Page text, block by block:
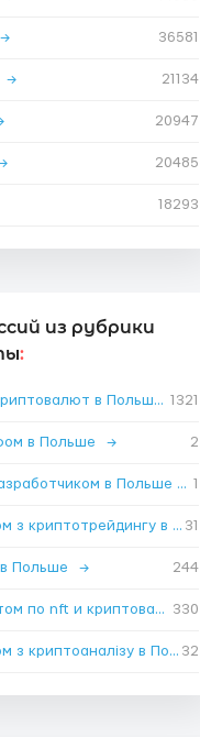
→ 36581
→ 21134
20947
20485
18293
из рубрики
:
Работа Арбитраж криптовалют в Польше →
1321
в Польше → 2
Работа Блокчейн разработчиком в Польше→ 1
Работа Спеціалістом з криптотрейдингу в Польше 31
Польше → 244
Работа Специалистом по nft и криптовалюте в Польше 330
Работа Спеціалістом з криптоаналізу в Польше 32